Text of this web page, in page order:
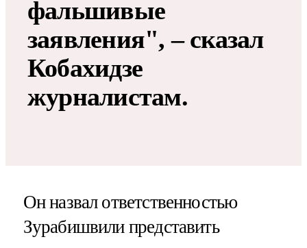
фальшивые
заявления", – сказал
Кобахидзе
журналистам.
Он назвал ответственностью
Зурабишвили представить